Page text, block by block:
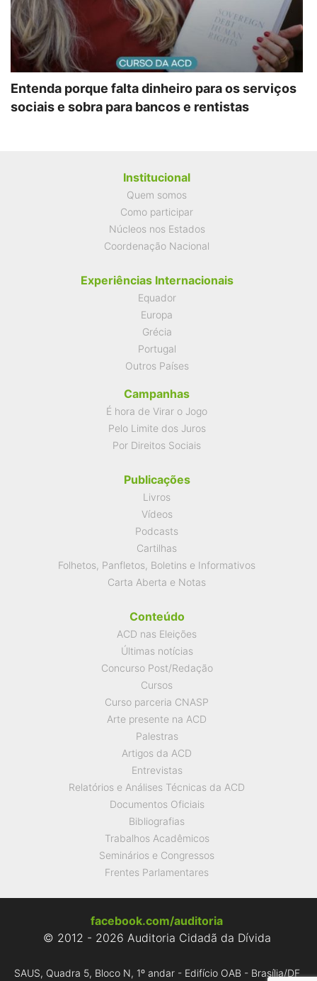
Entenda porque falta dinheiro para os serviços
sociais e sobra para bancos e rentistas
Institucional
Quem somos
Como participar
Núcleos nos Estados
Coordenação Nacional
Experiências Internacionais
Equador
Europa
Grécia
Portugal
Outros Países
Campanhas
É hora de Virar o Jogo
Pelo Limite dos Juros
Por Direitos Sociais
Publicações
Livros
Vídeos
Podcasts
Cartilhas
Folhetos, Panfletos, Boletins e Informativos
Carta Aberta e Notas
Conteúdo
ACD nas Eleições
Últimas notícias
Concurso Post/Redação
Cursos
Curso parceria CNASP
Arte presente na ACD
Palestras
Artigos da ACD
Entrevistas
Relatórios e Análises Técnicas da ACD
Documentos Oficiais
Bibliografias
Trabalhos Acadêmicos
Seminários e Congressos
Frentes Parlamentares
facebook.com/auditoria
© 2012 - 2026 Auditoria Cidadã da Dívida
SAUS, Quadra 5, Bloco N, 1º andar - Edifício OAB - Brasília/DF